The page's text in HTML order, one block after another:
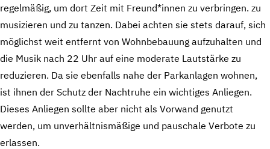
regelmäßig, um dort Zeit mit Freund*innen zu verbringen. zu
musizieren und zu tanzen. Dabei achten sie stets darauf, sich
möglichst weit entfernt von Wohnbebauung aufzuhalten und
die Musik nach 22 Uhr auf eine moderate Lautstärke zu
reduzieren. Da sie ebenfalls nahe der Parkanlagen wohnen,
ist ihnen der Schutz der Nachtruhe ein wichtiges Anliegen.
Dieses Anliegen sollte aber nicht als Vorwand genutzt
werden, um unverhältnismäßige und pauschale Verbote zu
erlassen.